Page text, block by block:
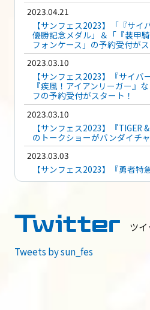
2023.04.21
【サンフェス2023】「『サイ
優勝記念メダル」＆「『装甲
フォンケース」の予約受付がス
2023.03.10
【サンフェス2023】『サイバ
『疾風！アイアンリーガー』
フの予約受付がスタート！
2023.03.10
【サンフェス2023】『TIGER
のトークショーがバンダイチ
2023.03.03
【サンフェス2023】『勇者特
ショー オフィシャルレポート
Twitter
ツ
Tweets by sun_fes